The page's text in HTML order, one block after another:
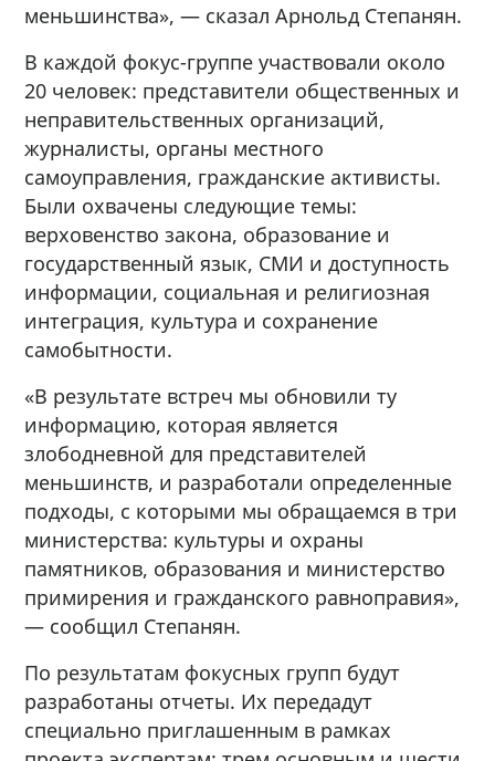
меньшинства», — сказал Арнольд Степанян.
В каждой фокус-группе участвовали около
20 человек: представители общественных и
неправительственных организаций,
журналисты, органы местного
самоуправления, гражданские активисты.
Были охвачены следующие темы:
верховенство закона, образование и
государственный язык, СМИ и доступность
информации, социальная и религиозная
интеграция, культура и сохранение
самобытности.
«В результате встреч мы обновили ту
информацию, которая является
злободневной для представителей
меньшинств, и разработали определенные
подходы, с которыми мы обращаемся в три
министерства: культуры и охраны
памятников, образования и министерство
примирения и гражданского равноправия»,
— сообщил Степанян.
По результатам фокусных групп будут
разработаны отчеты. Их передадут
специально приглашенным в рамках